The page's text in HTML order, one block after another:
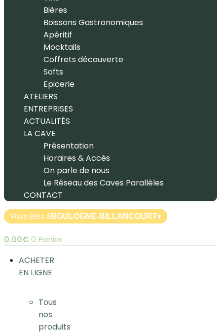
Bières
Boissons Gastronomiques
Apéritif
Mocktails
Coffrets découverte
Softs
Epicerie
ATELIERS
ENTREPRISES
ACTUALITÉS
LA CAVE
Présentation
Horaires & Accès
On parle de nous
Le Réseau des Caves Parallèles
CONTACT
Vous êtes à BOULOGNE-BILLANCOURT▾
0.00€ 0 Panier
ACHETER
EN LIGNE
Tous
nos
produits